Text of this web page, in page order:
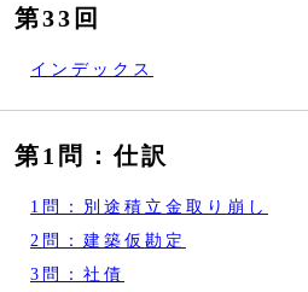
第33回
インデックス
第1問：仕訳
1問：別途積立金取り崩し
2問：建築仮勘定
3問：社債